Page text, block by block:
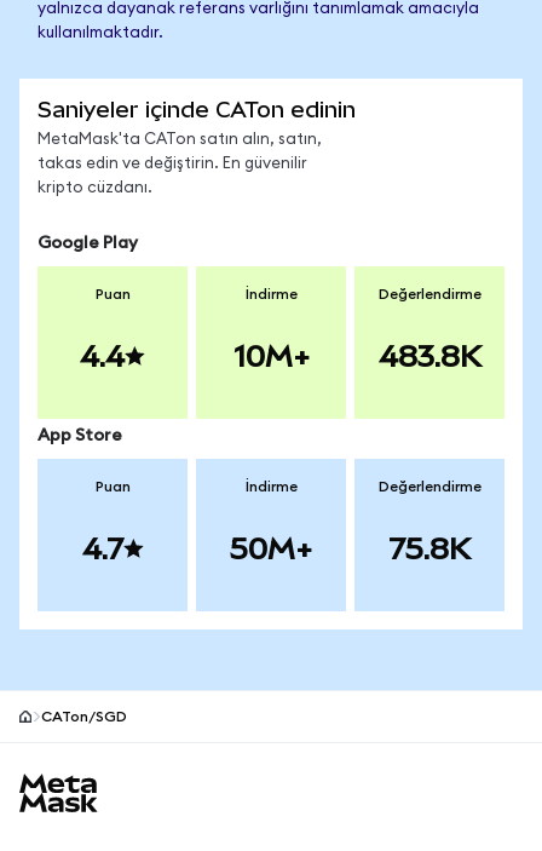
yalnızca dayanak referans varlığını tanımlamak amacıyla
kullanılmaktadır.
Saniyeler içinde CATon edinin
MetaMask'ta CATon satın alın, satın,
takas edin ve değiştirin. En güvenilir
kripto cüzdanı.
Google Play
Puan
4.4
İndirme
10M+
Değerlendirme
483.8K
App Store
Puan
4.7
İndirme
50M+
Değerlendirme
75.8K
CATon/SGD